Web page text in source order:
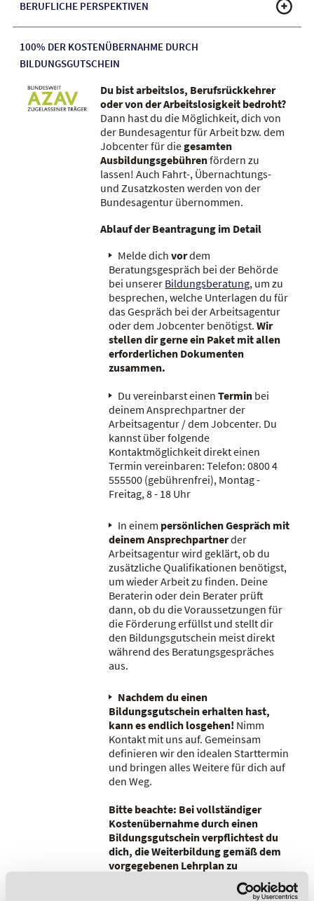
BERUFLICHE PERSPEKTIVEN
100% DER KOSTENÜBERNAHME DURCH
BILDUNGSGUTSCHEIN
Du bist arbeitslos, Berufsrückkehrer
oder von der Arbeitslosigkeit bedroht?
Dann hast du die Möglichkeit, dich von
der Bundesagentur für Arbeit bzw. dem
Jobcenter für diegesamten
Ausbildungsgebührenfördern zu
lassen! Auch Fahrt-, Übernachtungs-
und Zusatzkosten werden von der
Bundesagentur übernommen.
Ablauf der Beantragung im Detail
Melde dichvordem
Beratungsgespräch bei der Behörde
bei unserer Bildungsberatung, um zu
besprechen, welche Unterlagen du für
das Gespräch bei der Arbeitsagentur
oder dem Jobcenter benötigst.Wir
stellen dir gerne ein Paket mit allen
erforderlichen Dokumenten
zusammen.
Du vereinbarst einenTermin bei
deinem Ansprechpartner der
Arbeitsagentur / dem Jobcenter. Du
kannst über folgende
Kontaktmöglichkeit direkt einen
Termin vereinbaren: Telefon: 0800 4
555500 (gebührenfrei), Montag -
Freitag, 8 - 18 Uhr
In einem persönlichen Gespräch mit
deinem Ansprechpartnerder
Arbeitsagentur wird geklärt, ob du
zusätzliche Qualifikationen benötigst,
um wieder Arbeit zu finden. Deine
Beraterin oder dein Berater prüft
dann, ob du die Voraussetzungen für
die Förderung erfüllst und stellt dir
den Bildungsgutschein meist direkt
während des Beratungsgespräches
aus.
Nachdem du einen
Bildungsgutschein erhalten hast,
kann es endlich losgehen! Nimm
Kontakt mit uns auf. Gemeinsam
definieren wir den idealen Starttermin
und bringen alles Weitere für dich auf
den Weg.
Bitte beachte: Bei vollständiger
Kostenübernahme durch einen
Bildungsgutschein verpflichtest du
dich, die Weiterbildung gemäß dem
vorgegebenen Lehrplan zu
vorgesehenen Lernerfolgskontrollen